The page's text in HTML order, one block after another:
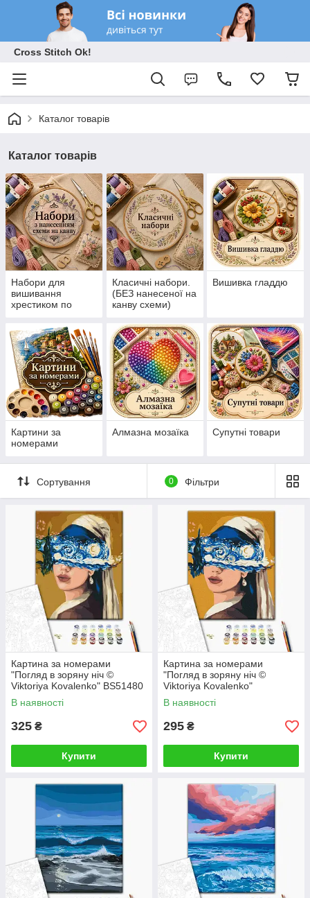
Cross Stitch Ok!
Каталог товарів
Каталог товарів
Набори для
вишивання
хрестиком по
канву схемі
Класичні набори.
(БЕЗ нанесеної на
канву схеми)
Вишивка гладдю
Картини за
номерами
Алмазна мозаїка Супутні товари
Сортування 0 Фільтри
Картина за номерами
"Погляд в зоряну ніч ©
Viktoriya Kovalenko" BS51480
40×50 см
В наявності
325 ₴
Купити
Картина за номерами
"Погляд в зоряну ніч ©
Viktoriya Kovalenko"
RBS51480 30×40 см
В наявності
295 ₴
Купити